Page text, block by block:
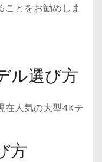
ことをお勧めしま
ル選び方
在人気の大型4Kテ
方